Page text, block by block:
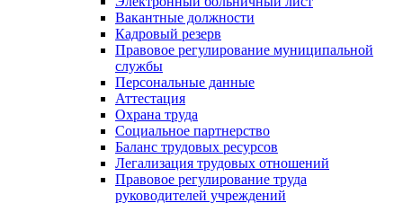
Вакантные должности
Кадровый резерв
Правовое регулирование муниципальной
службы
Персональные данные
Аттестация
Охрана труда
Социальное партнерство
Баланс трудовых ресурсов
Легализация трудовых отношений
Правовое регулирование труда
руководителей учреждений